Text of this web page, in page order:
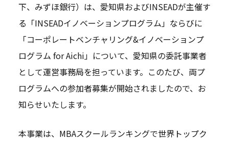
下、みずほ銀行）は、愛知県およびINSEADが主催す
る「INSEADイノベーションプログラム」ならびに
「コーポレートベンチャリング&イノベーションプ
ログラム for Aichi」について、愛知県の委託事業者
として運営事務局を担っています。このたび、両プ
ログラムへの参加者募集が開始されましたので、お
知らせいたします。
本事業は、MBAスクールランキングで世界トップク